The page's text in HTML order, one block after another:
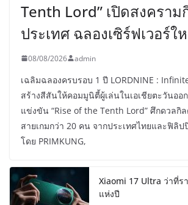
Tenth Lord” เปิดสงครา
ประเทศ ฉลองเซิร์ฟเวอร์ใ
08/08/2026 admin
เฉลิมฉลองครบรอบ 1 ปี LORDNINE :
สร้างสีสันให้คอมมูนิตี้ผู้เล่นในเอเชียตะวันออ
แข่งขัน “Rise of the Tenth Lord” ศึกดวลกิ
สายเกมกว่า 20 คน จากประเทศไทยและฟิลิ
โดย PRIMKUNG,
Xiaomi 17 Ultra ว่าที่ร
แห่งปี